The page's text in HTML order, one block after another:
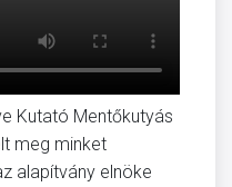
Kutató Mentőkutyás
meg minket
alapítvány elnöke